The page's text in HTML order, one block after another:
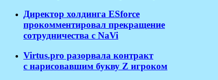
Директор холдинга ESforce
прокомментировал прекращение
сотрудничества с NaVi
​Virtus.pro разорвала контракт
с нарисовавшим букву Z игроком